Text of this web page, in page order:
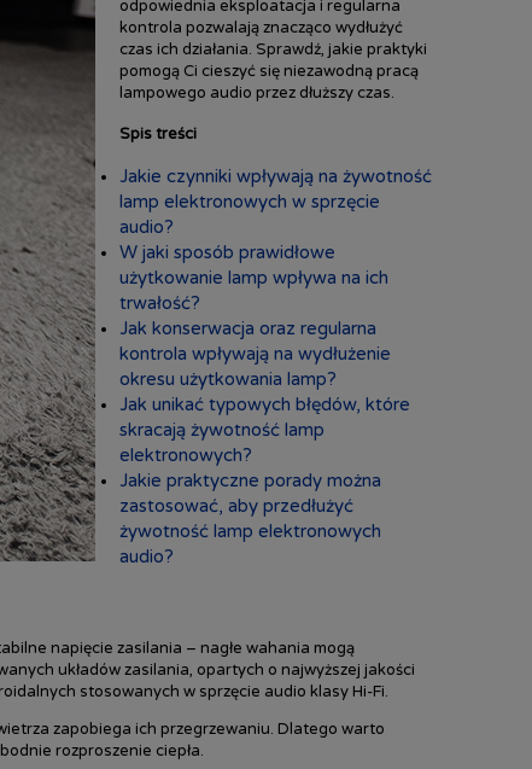
odpowiednia eksploatacja i regularna
kontrola pozwalają znacząco wydłużyć
czas ich działania. Sprawdź, jakie praktyki
pomogą Ci cieszyć się niezawodną pracą
lampowego audio przez dłuższy czas.
Spis treści
Jakie czynniki wpływają na żywotność
lamp elektronowych w sprzęcie
audio?
W jaki sposób prawidłowe
użytkowanie lamp wpływa na ich
trwałość?
Jak konserwacja oraz regularna
kontrola wpływają na wydłużenie
okresu użytkowania lamp?
Jak unikać typowych błędów, które
skracają żywotność lamp
elektronowych?
Jakie praktyczne porady można
zastosować, aby przedłużyć
żywotność lamp elektronowych
audio?
napięcie zasilania – nagłe wahania mogą
układów zasilania, opartych o najwyższej jakości
stosowanych w sprzęcie audio klasy Hi-Fi.
zapobiega ich przegrzewaniu. Dlatego warto
rozproszenie ciepła.